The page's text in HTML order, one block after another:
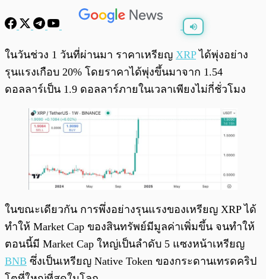
พร้อมเล่น 0:00 / 0:00
ในวันช่วง 1 วันที่ผ่านมา ราคาเหรียญ XRPได้พุ่งอย่าง
รุนแรงเกือบ 20% โดยราคาได้พุ่งขึ้นมาจาก 1.54
ดอลลาร์เป็น 1.9 ดอลลาร์ภายในเวลาเพียงไม่กี่ชั่วโมง
ในขณะเดียวกัน การพึ่งอย่างรุนแรงของเหรียญ XRP ได้
ทำให้ Market Cap ของสินทรัพย์มีมูลค่าเพิ่มขึ้น จนทำให้
ตอนนี้มี Market Cap ใหญ่เป็นลำดับ 5 แซงหน้าเหรียญ
BNB ซึ่งเป็นเหรียญ Native Token ของกระดานเทรดคริป